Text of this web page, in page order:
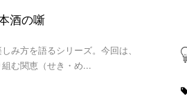
酒の噺
み方を語るシリーズ。今回は、
む関恵（せき・め...